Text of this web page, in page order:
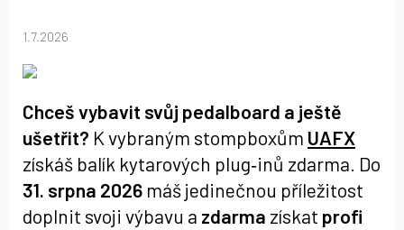
1.7.2026
Chceš vybavit svůj pedalboard a ještě
ušetřit? K vybraným stompboxům UAFX
získáš balík kytarových plug‑inů zdarma. Do
31. srpna 2026 máš jedinečnou příležitost
doplnit svoji výbavu a zdarma získat profi